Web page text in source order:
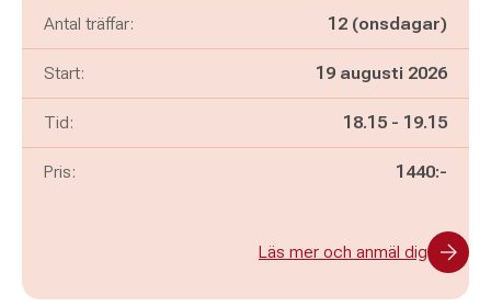
Antal träffar: 12 (onsdagar)
Start: 19 augusti 2026
Tid: Pågår mellan
18.15 - och
19.15
Pris: 1440:-
Läs mer och anmäl dig